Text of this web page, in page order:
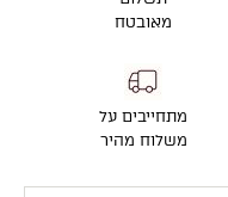
מאובטח
מתחייבים על
משלוח מהיר